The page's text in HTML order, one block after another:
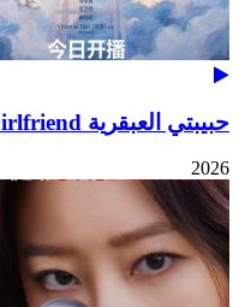
حبيبتي العبقرية Genius Girlfriend
2026